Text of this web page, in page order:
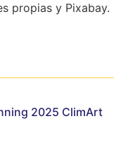
propias y Pixabay.
2025 ClimArt